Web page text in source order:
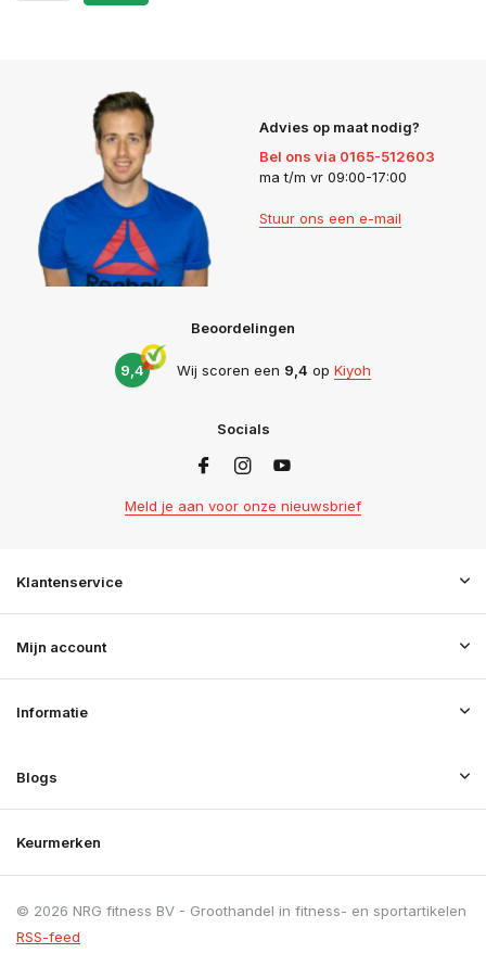
Advies op maat nodig?
Bel ons via 0165-512603
ma t/m vr 09:00-17:00
Stuur ons een e-mail
Beoordelingen
9,4 Wij scoren een 9,4 op Kiyoh
Socials
Meld je aan voor onze nieuwsbrief
Klantenservice
Mijn account
Informatie
Blogs
Keurmerken
© 2026 NRG fitness BV - Groothandel in fitness- en sportartikelen
RSS-feed